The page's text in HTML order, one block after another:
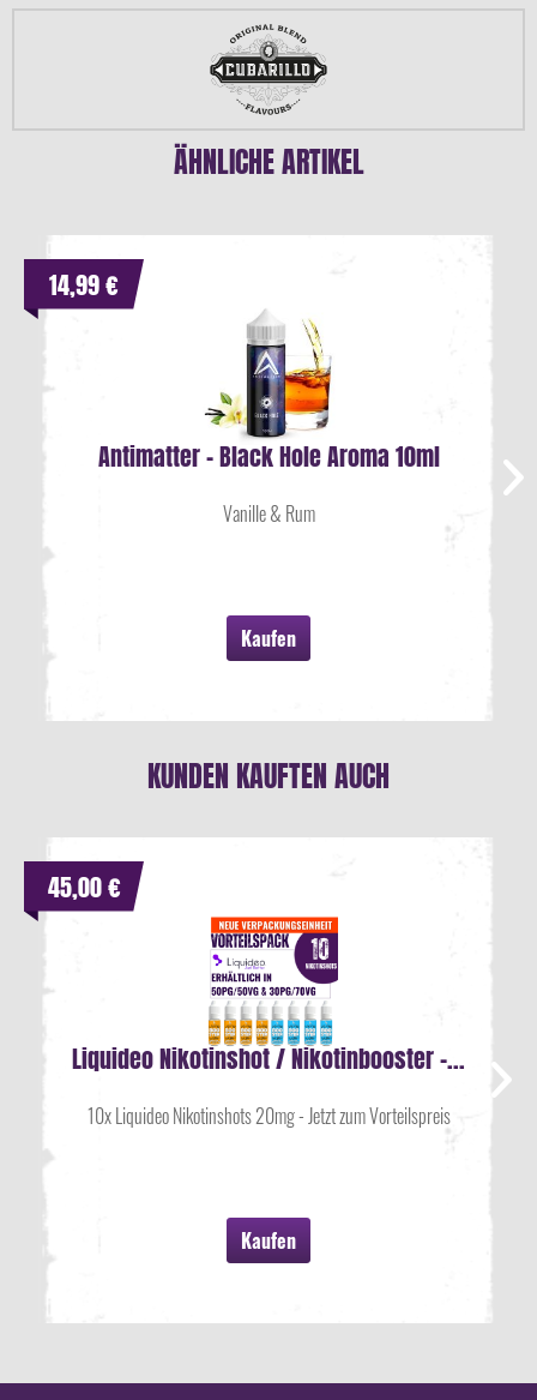
ÄHNLICHE ARTIKEL
Antimatter - Black Hole Aroma 10ml
Vanille & Rum
Kaufen
14,99 €
KUNDEN KAUFTEN AUCH
Liquideo Nikotinshot / Nikotinbooster -...
10x Liquideo Nikotinshots 20mg - Jetzt zum Vorteilspreis
Kaufen
45,00 €